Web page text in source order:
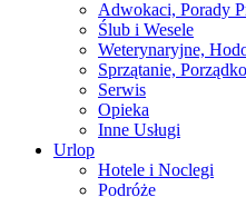
Adwokaci, Porady
Ślub i Wesele
Weterynaryjne,
Sprzątanie,
Serwis
Opieka
Inne Usługi
Urlop
Hotele i Noclegi
Podróże